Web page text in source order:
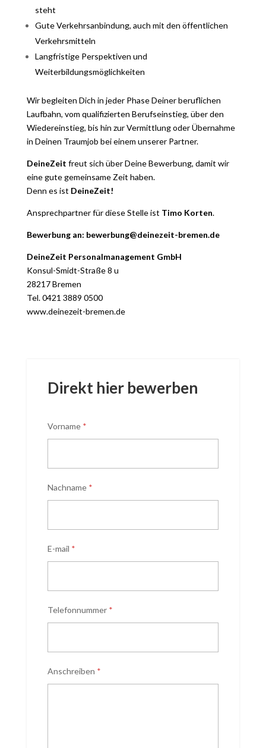
steht
Gute Verkehrsanbindung, auch mit den öffentlichen
Verkehrsmitteln
Langfristige Perspektiven und
Weiterbildungsmöglichkeiten
Wir begleiten Dich in jeder Phase Deiner beruflichen
Laufbahn, vom qualifizierten Berufseinstieg, über den
Wiedereinstieg, bis hin zur Vermittlung oder Übernahme
in Deinen Traumjob bei einem unserer Partner.
DeineZeit freut sich über Deine Bewerbung, damit wir
eine gute gemeinsame Zeit haben.
Denn es ist DeineZeit!
Ansprechpartner für diese Stelle ist Timo Korten.
Bewerbung an: bewerbung@deinezeit-bremen.de
DeineZeit Personalmanagement GmbH
Konsul-Smidt-Straße 8 u
28217 Bremen
Tel. 0421 3889 0500
www.deinezeit-bremen.de
Direkt hier bewerben
Vorname *
Nachname *
E-mail *
Telefonnummer *
Anschreiben *